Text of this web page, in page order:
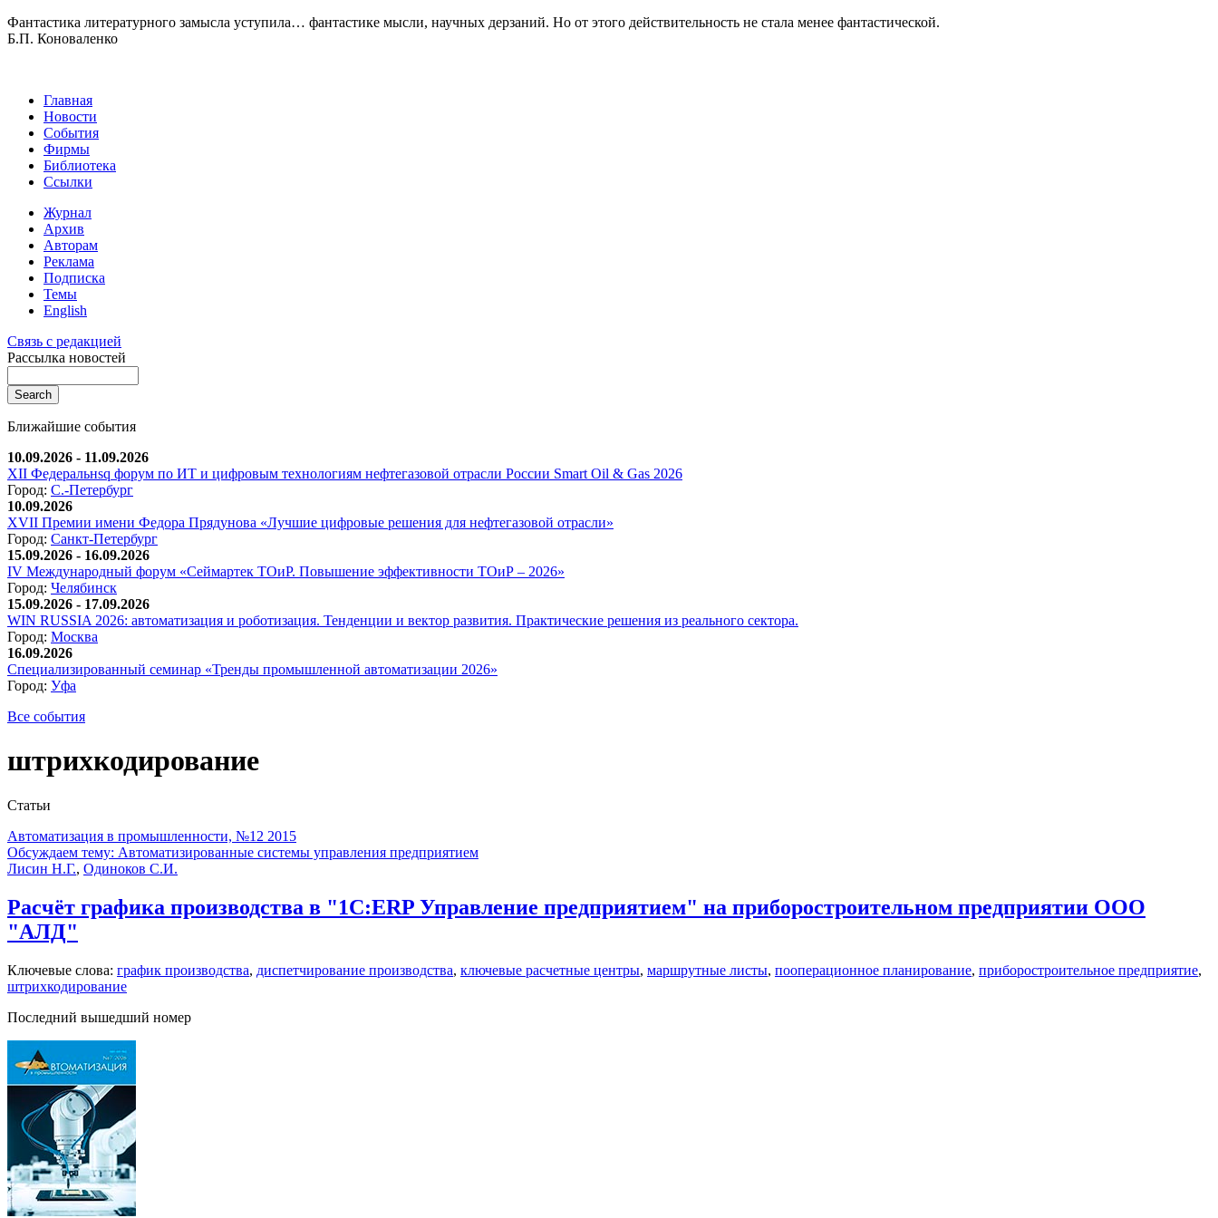
Фантастика литературного замысла уступила… фантастике мысли, научных дерзаний. Но от этого действительность не стала менее фантастической.
Б.П. Коноваленко
Главная
Новости
События
Фирмы
Библиотека
Ссылки
Журнал
Архив
Авторам
Реклама
Подписка
Темы
English
Связь с редакцией
Рассылка новостей
Ближайшие события
10.09.2026 - 11.09.2026
XII Федеральнsq форум по ИТ и цифровым технологиям нефтегазовой отрасли России Smart Oil & Gas 2026
Город: С.-Петербург
10.09.2026
XVII Премии имени Федора Прядунова «Лучшие цифровые решения для нефтегазовой отрасли»
Город: Санкт-Петербург
15.09.2026 - 16.09.2026
IV Международный форум «Сеймартек ТОиР. Повышение эффективности ТОиР – 2026»
Город: Челябинск
15.09.2026 - 17.09.2026
WIN RUSSIA 2026: автоматизация и роботизация. Тенденции и вектор развития. Практические решения из реального сектора.
Город: Москва
16.09.2026
Специализированный семинар «Тренды промышленной автоматизации 2026»
Город: Уфа
Все события
штрихкодирование
Статьи
Автоматизация в промышленности, №12 2015
Обсуждаем тему: Автоматизированные системы управления предприятием
Лисин Н.Г., Одиноков С.И.
Расчёт графика производства в "1С:ERP Управление предприятием" на приборостроительном предприятии ООО
"АЛД"
Ключевые слова: график производства, диспетчирование производства, ключевые расчетные центры, маршрутные листы, пооперационное планирование, приборостроительное предприятие,
штрихкодирование
Последний вышедший номер